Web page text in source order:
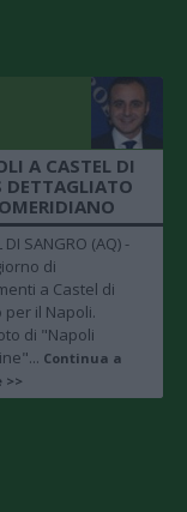
A CASTEL DI
DETTAGLIATO
DI SANGRO (AQ) -
di
a Castel di
per il Napoli.
di "Napoli
Continua a
>>